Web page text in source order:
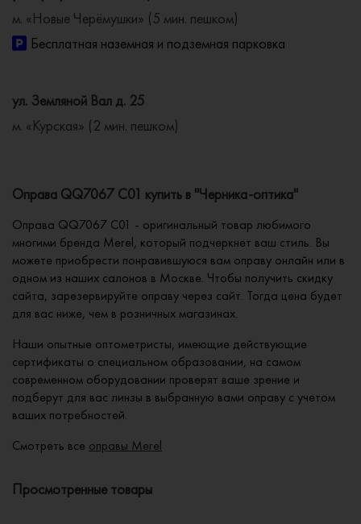
м. «Новые Черёмушки» (5 мин. пешком)
Бесплатная наземная и подземная парковка
ул. Земляной Вал д. 25
м. «Курская» (2 мин. пешком)
Оправа QQ7067 C01 купить в "Черника-оптика"
Оправа QQ7067 C01 - оригинальный товар любимого
многими бренда Merel, который подчеркнет ваш стиль. Вы
можете приобрести понравившуюся вам оправу онлайн или в
одном из наших салонов в Москве. Чтобы получить скидку
сайта, зарезервируйте оправу через сайт. Тогда цена будет
для вас ниже, чем в розничных магазинах.
Наши опытные оптометристы, имеющие действующие
сертификаты о специальном образовании, на самом
современном оборудовании проверят ваше зрение и
подберут для вас линзы в выбранную вами оправу с учетом
ваших потребностей.
Смотреть все оправы Merel
Просмотренные товары